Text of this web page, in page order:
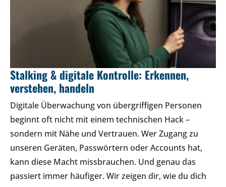
Stalking & digitale Kontrolle: Erkennen,
verstehen, handeln
Digitale Überwachung von übergriffigen Personen
beginnt oft nicht mit einem technischen Hack –
sondern mit Nähe und Vertrauen. Wer Zugang zu
unseren Geräten, Passwörtern oder Accounts hat,
kann diese Macht missbrauchen. Und genau das
passiert immer häufiger. Wir zeigen dir, wie du dich